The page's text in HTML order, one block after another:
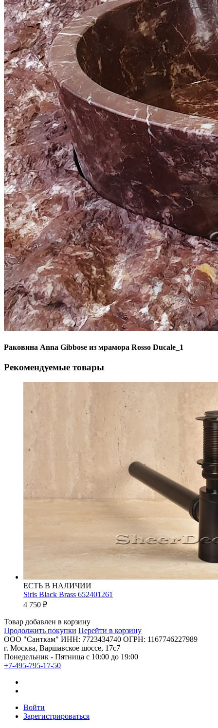
Раковина Anna Gibbose из мрамора Rosso Ducale_1
Рекомендуемые товары
ЕСТЬ В НАЛИЧИИ
Siris Black Brass 652401261
4 750 ₽
Товар добавлен в корзину
Продолжить покупки Перейти в корзину
ООО "Санткам" ИНН: 7723434740 ОГРН: 1167746227989
г. Москва, Варшавское шоссе, 17с7
Понедельник - Пятница с 10:00 до 19:00
+7-495-795-17-50
Войти
Зарегистрироваться